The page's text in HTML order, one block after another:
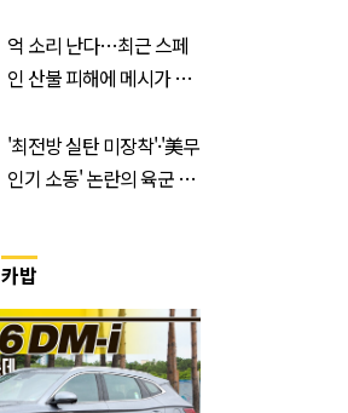
억 소리 난다…최근 스페
인 산불 피해에 메시가 기
'최전방 실탄 미장착'·'美무
인기 소동' 논란의 육군 1
카밥